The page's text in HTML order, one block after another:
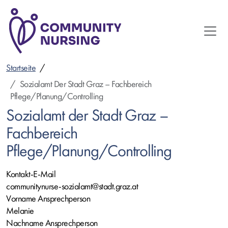
Direkt
zum
Inhalt
Startseite
Sozialamt Der Stadt Graz – Fachbereich
Pflege/Planung/Controlling
Sozialamt der Stadt Graz –
Fachbereich
Pflege/Planung/Controlling
Kontakt-E-Mail
communitynurse-sozialamt@stadt.graz.at
Vorname Ansprechperson
Melanie
Nachname Ansprechperson